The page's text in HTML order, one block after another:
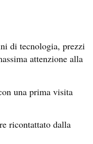
di tecnologia, prezzi
attenzione alla
una prima visita
ricontattato dalla